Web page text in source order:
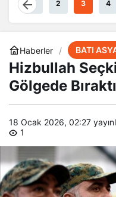
Haberler BATI ASYA
Hizbullah
Gölgede Bıraktı
18 Ocak 2026, 02:27
1